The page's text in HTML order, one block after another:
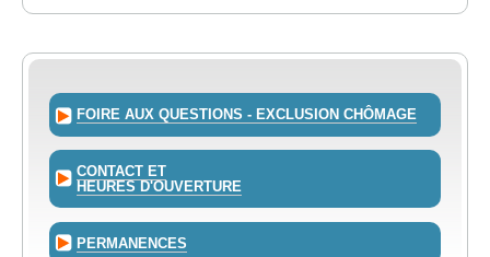
FOIRE AUX QUESTIONS - EXCLUSION CHÔMAGE
CONTACT ET
HEURES D'OUVERTURE
PERMANENCES